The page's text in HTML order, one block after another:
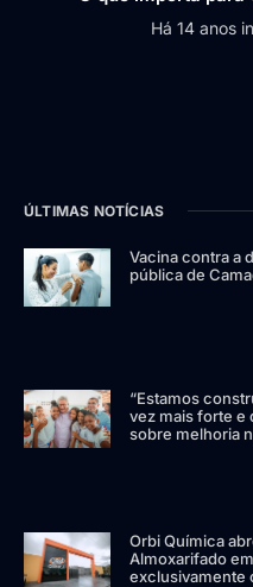
Há 14 anos
ÚLTIMAS NOTÍCIAS
Vacina contra a
pública de
“Estamos
vez mais forte e
sobre melhoria
Orbi Química
Almoxarifado
exclusivamente